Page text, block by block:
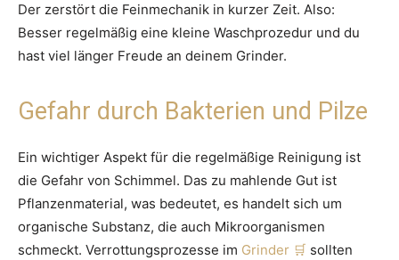
Der zerstört die Feinmechanik in kurzer Zeit. Also:
Besser regelmäßig eine kleine Waschprozedur und du
hast viel länger Freude an deinem Grinder.
Gefahr durch Bakterien und Pilze
Ein wichtiger Aspekt für die regelmäßige Reinigung ist
die Gefahr von Schimmel. Das zu mahlende Gut ist
Pflanzenmaterial, was bedeutet, es handelt sich um
organische Substanz, die auch Mikroorganismen
schmeckt. Verrottungsprozesse im Grinder
sollten